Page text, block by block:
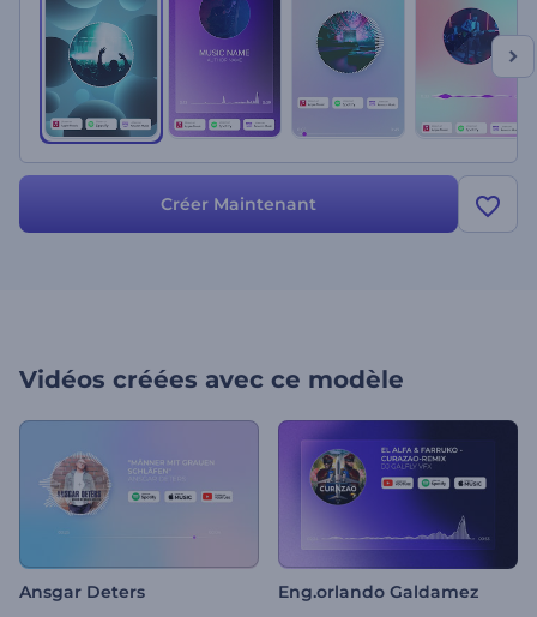
aux nouveaux singles, aux promotions de chansons, aux
présentations de reprises, et à bien d'autres choses encore. Utilisez
ce superbe visualiseur de musique comme un tremplin pour
construire une carrière réussie dans l'industrie de la musique avec
un budget limité. Essayez-le maintenant !
Créer Maintenant
Vidéos créées avec ce modèle
Ansgar Deters Eng.orlando Galdamez